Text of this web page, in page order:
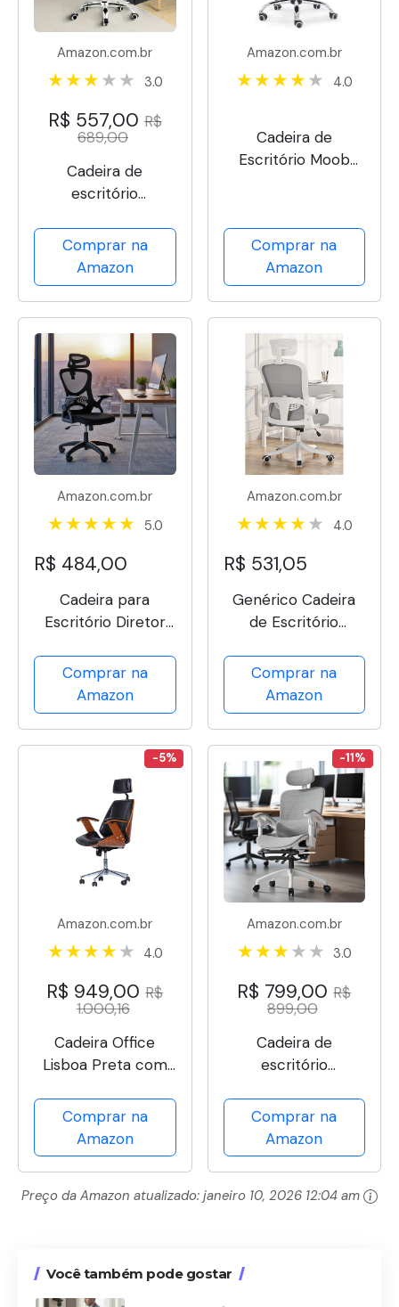
Amazon.com.br
3.0
R$ 557,00R$
689,00
Cadeira de
escritório
de home office
com apoio para os
pés e encosto
ajustável（Preto）
Comprar na
Amazon
Amazon.com.br
4.0
Cadeira de
Escritório Moob
Encosto
Prolongado e
Função Relax Preta
Comprar na
Amazon
Amazon.com.br
5.0
R$ 484,00
Cadeira para
Escritório Diretor
Mesh (Preto)
Comprar na
Amazon
Amazon.com.br
4.0
R$ 531,05
Genérico Cadeira
de Escritório
Moderno, Design
Ergonômico,
Funções Adjustáveis
Flexíveis, Cinza e
Comprar na
Amazon
-5%
Amazon.com.br
4.0
R$ 949,00R$
1.000,16
Cadeira Office
Lisboa Preta com
Comprar na
Amazon
-11%
Amazon.com.br
3.0
R$ 799,00R$
899,00
Cadeira de
escritório
reclinável até 145°
com apoio para os
pés, almofada de ar,
cabide e apoio de
cabeça ajustável –
Comprar na
Amazon
Preço da Amazon atualizado: janeiro 10, 2026 12:04 am
Você também pode gostar